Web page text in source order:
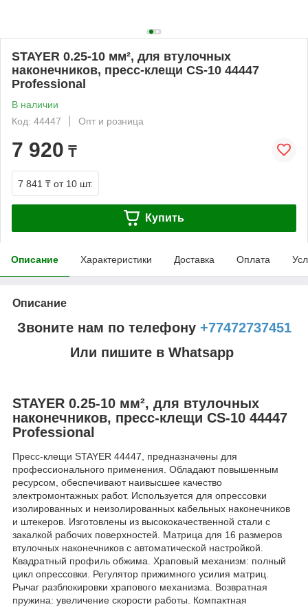
STAYER 0.25-10 мм², для втулочных
наконечников, пресс-клещи CS-10 44447
Professional
В наличии
Код: 44447
Опт и розница
7 920 ₸
7 841 ₸ от 10 шт.
Купить
Описание Характеристики Доставка Оплата
Описание
Звоните нам по телефону +77472737451
Или пишите в Whatsapp
STAYER 0.25-10 мм², для втулочных
наконечников, пресс-клещи CS-10 44447
Professional
Пресс-клещи STAYER 44447, предназначены для
профессионального применения. Обладают повышенным
ресурсом, обеспечивают наивысшее качество
электромонтажных работ. Используется для опрессовки
изолированных и неизолированных кабельных наконечников
и штекеров. Изготовлены из высококачественной стали с
закалкой рабочих поверхностей. Матрица для 16 размеров
втулочных наконечников с автоматической настройкой.
Квадратный профиль обжима. Храповый механизм: полный
цикл опрессовки. Регулятор прижимного усилия матриц.
Рычаг разблокировки храпового механизма. Возвратная
пружина: увеличение скорости работы. Компактная